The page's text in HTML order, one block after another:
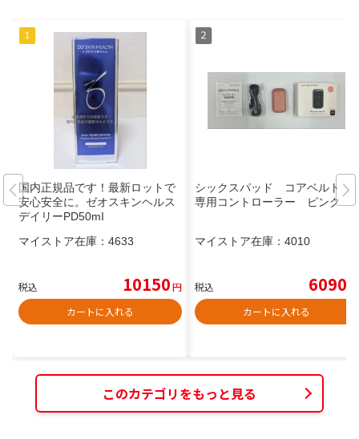
国内正規品です！最新ロットで
安心安全に。ゼオスキンヘルス
デイリーPD50mI
マイストア在庫： 4633
税込 10150円
カートに入れる
シックスパッド コアベルト
専用コントローラー ピンク
マイストア在庫： 4010
税込 6090
カートに入れる
このカテゴリをもっと見る